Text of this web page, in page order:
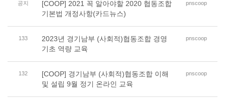
공지
[COOP] 2021 꼭 알아야할 2020 협동조합
기본법 개정사항(카드뉴스)
pnscoop
133
2023년 경기남부 (사회적)협동조합 경영
기초 역량 교육
pnscoop
132
[COOP] 경기남부 (사회적)협동조합 이해
및 설립 9월 정기 온라인 교육
pnscoop